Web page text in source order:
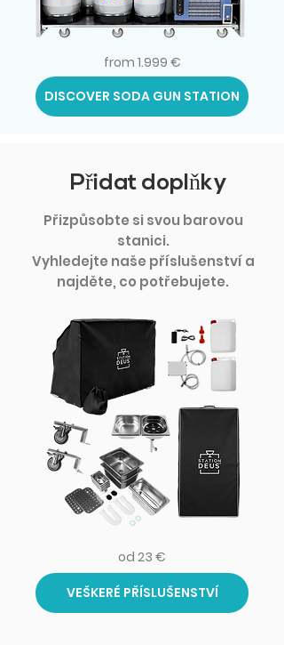
from 1.999 €
DISCOVER SODA GUN STATION
Přidat doplňky
Přizpůsobte si svou barovou
stanici.
Vyhledejte naše příslušenství a
najděte, co potřebujete.
od 23 €
VEŠKERÉ PŘÍSLUŠENSTVÍ